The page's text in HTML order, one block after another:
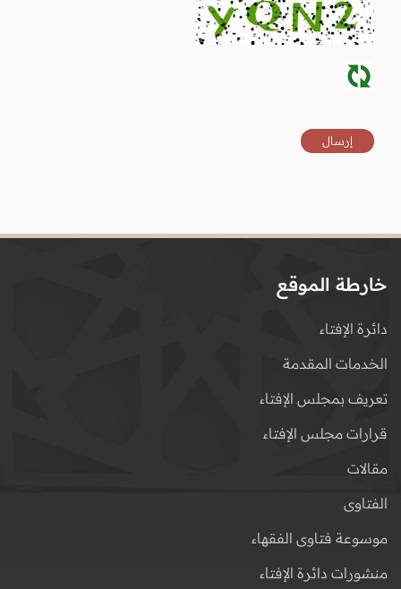
خارطة الموقع
دائرة الإفتاء
الخدمات المقدمة
تعريف بمجلس الإفتاء
قرارات مجلس الإفتاء
مقالات
الفتاوى
موسوعة فتاوى الفقهاء
منشورات دائرة الإفتاء